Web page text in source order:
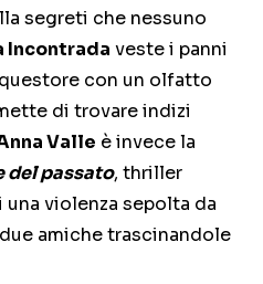
segreti che nessuno
Incontrada veste i panni
con un olfatto
di trovare indizi
Valle è invece la
del passato, thriller
violenza sepolta da
amiche trascinandole